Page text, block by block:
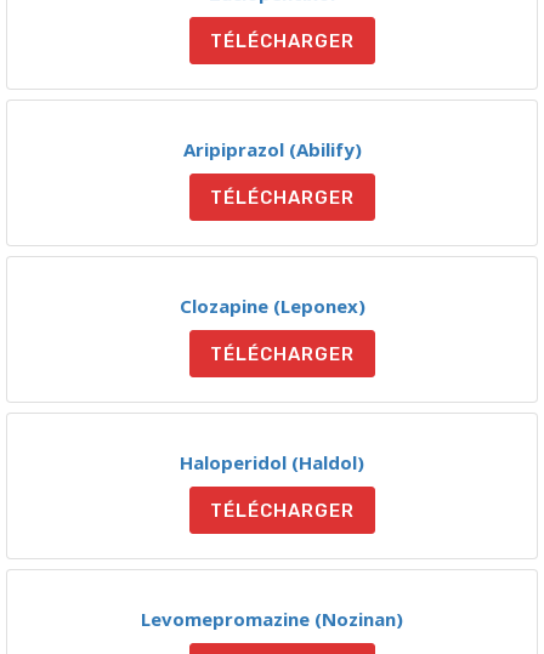
TÉLÉCHARGER
Aripiprazol (Abilify)
TÉLÉCHARGER
Clozapine (Leponex)
TÉLÉCHARGER
Haloperidol (Haldol)
TÉLÉCHARGER
Levomepromazine (Nozinan)